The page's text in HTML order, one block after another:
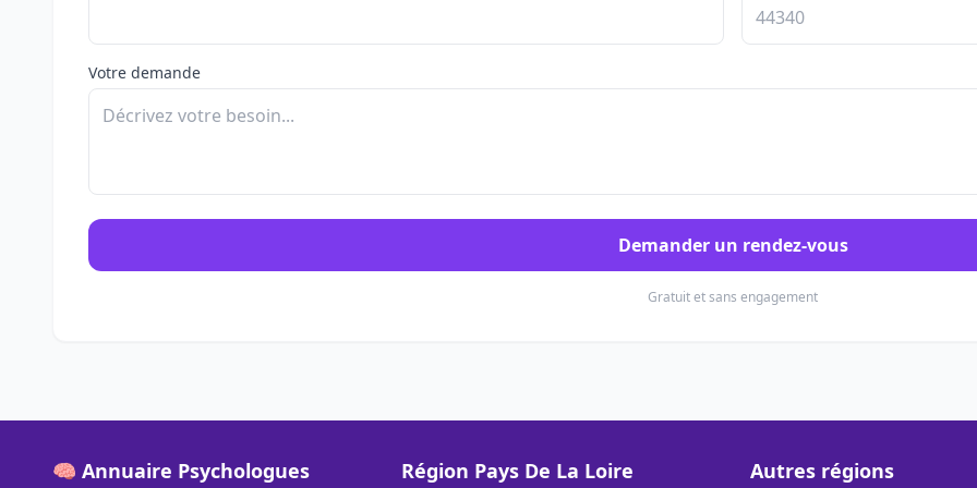
Votre demande
Demander un rendez-vous
Gratuit et sans engagement
🧠 Annuaire Psychologues Région Pays De La Loire Autres régions